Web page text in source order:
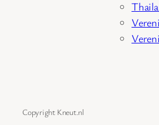
Copyright Kneut.nl